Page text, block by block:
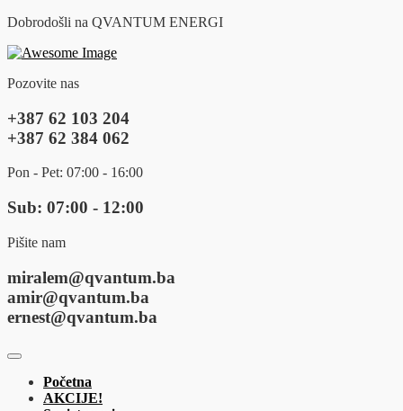
Dobrodošli na QVANTUM ENERGI
Pozovite nas
+387 62 103 204
+387 62 384 062
Pon - Pet: 07:00 - 16:00
Sub: 07:00 - 12:00
Pišite nam
miralem@qvantum.ba
amir@qvantum.ba
ernest@qvantum.ba
Početna
AKCIJE!